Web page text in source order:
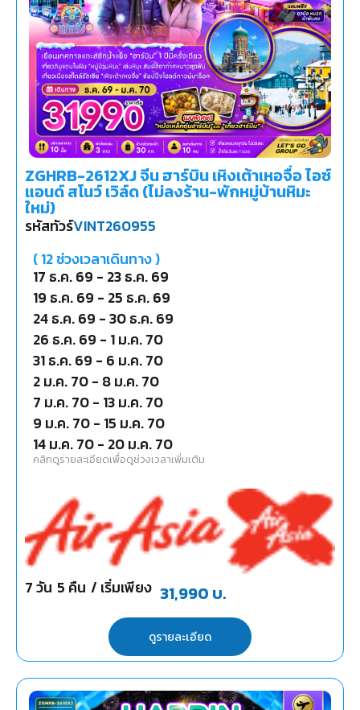
ZGHRB-2612XJ จีน ฮาร์บิน เหิงเต้าเหอจื่อ ไอซ์
แอนด์ สโนว์ เวิล์ด (ไม่ลงร้าน-พักหมู่บ้านหิมะ
ใหม่)
รหัสทัวร์VINT260955
(12ช่วงเวลาเดินทาง )
17 ธ.ค. 69 - 23 ธ.ค. 69
19 ธ.ค. 69 - 25 ธ.ค. 69
24 ธ.ค. 69 -30 ธ.ค. 69
26 ธ.ค. 69 - 1 ม.ค. 70
31 ธ.ค. 69 - 6 ม.ค. 70
2 ม.ค. 70- 8 ม.ค. 70
7 ม.ค. 70- 13 ม.ค. 70
9 ม.ค. 70- 15 ม.ค. 70
14 ม.ค. 70- 20 ม.ค. 70
คลิกดูรายละเอียดเพื่อดูช่วงเวลาเพิ่มเติม
7วัน 5 คืน / เริ่มเพียง 31,990 บ.
ดูรายละเอียด